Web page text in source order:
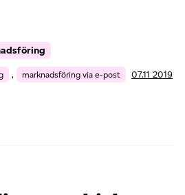
, marknadsföring via e-post
07.11 2019